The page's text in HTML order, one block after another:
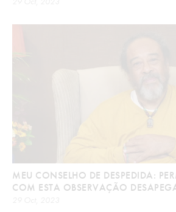
MEU CONSELHO DE DESPEDIDA:
COM ESTA OBSERVAÇÃO